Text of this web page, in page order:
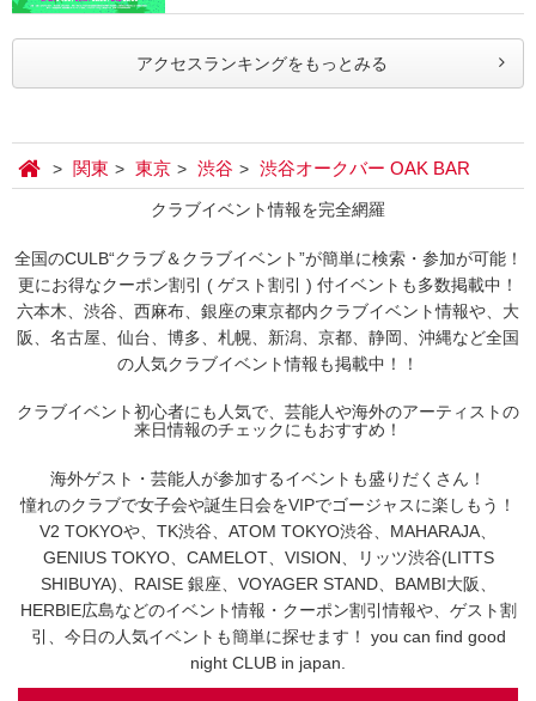
アクセスランキングをもっとみる
関東 東京 渋谷 渋谷オークバー OAK BAR
クラブイベント情報を完全網羅
全国のCULB“クラブ＆クラブイベント”が簡単に検索・参加が可能！
更にお得なクーポン割引 ( ゲスト割引 ) 付イベントも多数掲載中！
六本木、渋谷、西麻布、銀座の東京都内クラブイベント情報や、大
阪、名古屋、仙台、博多、札幌、新潟、京都、静岡、沖縄など全国
の人気クラブイベント情報も掲載中！！
クラブイベント初心者にも人気で、芸能人や海外のアーティストの
来日情報のチェックにもおすすめ！
海外ゲスト・芸能人が参加するイベントも盛りだくさん！
憧れのクラブで女子会や誕生日会をVIPでゴージャスに楽しもう！
V2 TOKYOや、TK渋谷、ATOM TOKYO渋谷、MAHARAJA、
GENIUS TOKYO、CAMELOT、VISION、リッツ渋谷(LITTS
SHIBUYA)、RAISE 銀座、VOYAGER STAND、BAMBI大阪、
HERBIE広島などのイベント情報・クーポン割引情報や、ゲスト割
引、今日の人気イベントも簡単に探せます！ you can find good
night CLUB in japan.